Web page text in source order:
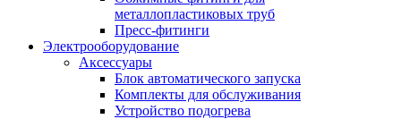
металлопластиковых труб
Пресс-фитинги
Электрооборудование
Аксессуары
Блок автоматического запуска
Комплекты для обслуживания
Устройство подогрева